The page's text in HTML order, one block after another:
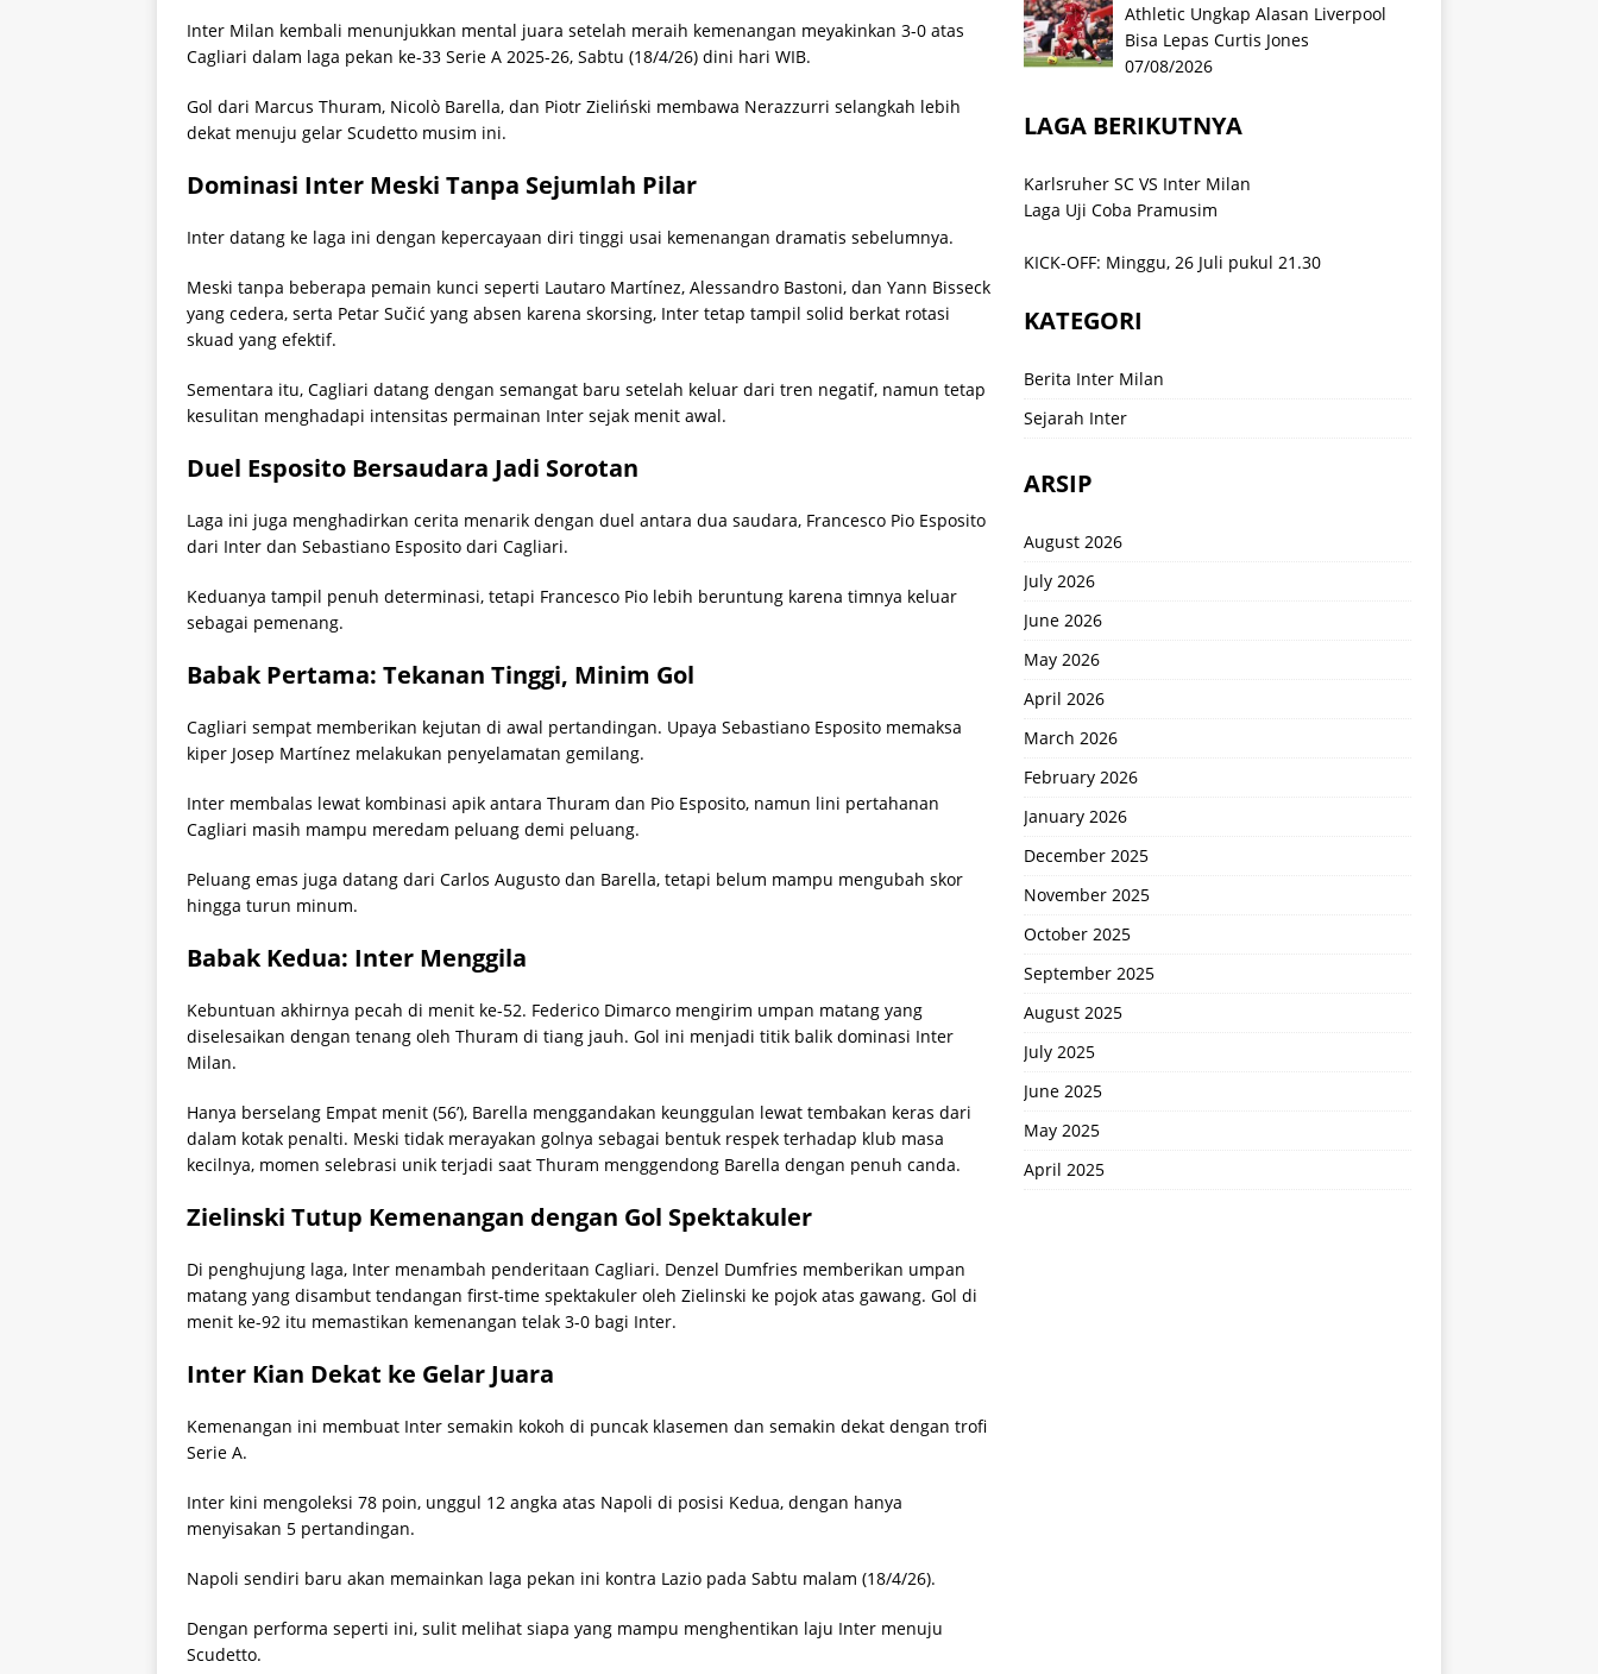
Inter Milan kembali menunjukkan mental juara setelah meraih kemenangan meyakinkan 3-0 atas
Cagliari dalam laga pekan ke-33 Serie A 2025-26, Sabtu (18/4/26) dini hari WIB.
Gol dari Marcus Thuram, Nicolò Barella, dan Piotr Zieliński membawa Nerazzurri selangkah lebih
dekat menuju gelar Scudetto musim ini.
Dominasi Inter Meski Tanpa Sejumlah Pilar
Inter datang ke laga ini dengan kepercayaan diri tinggi usai kemenangan dramatis sebelumnya.
Meski tanpa beberapa pemain kunci seperti Lautaro Martínez, Alessandro Bastoni, dan Yann Bisseck
yang cedera, serta Petar Sučić yang absen karena skorsing, Inter tetap tampil solid berkat rotasi
skuad yang efektif.
Sementara itu, Cagliari datang dengan semangat baru setelah keluar dari tren negatif, namun tetap
kesulitan menghadapi intensitas permainan Inter sejak menit awal.
Duel Esposito Bersaudara Jadi Sorotan
Laga ini juga menghadirkan cerita menarik dengan duel antara dua saudara, Francesco Pio Esposito
dari Inter dan Sebastiano Esposito dari Cagliari.
Keduanya tampil penuh determinasi, tetapi Francesco Pio lebih beruntung karena timnya keluar
sebagai pemenang.
Babak Pertama: Tekanan Tinggi, Minim Gol
Cagliari sempat memberikan kejutan di awal pertandingan. Upaya Sebastiano Esposito memaksa
kiper Josep Martínez melakukan penyelamatan gemilang.
Inter membalas lewat kombinasi apik antara Thuram dan Pio Esposito, namun lini pertahanan
Cagliari masih mampu meredam peluang demi peluang.
Peluang emas juga datang dari Carlos Augusto dan Barella, tetapi belum mampu mengubah skor
hingga turun minum.
Babak Kedua: Inter Menggila
Kebuntuan akhirnya pecah di menit ke-52. Federico Dimarco mengirim umpan matang yang
diselesaikan dengan tenang oleh Thuram di tiang jauh. Gol ini menjadi titik balik dominasi Inter
Milan.
Hanya berselang Empat menit (56’), Barella menggandakan keunggulan lewat tembakan keras dari
dalam kotak penalti. Meski tidak merayakan golnya sebagai bentuk respek terhadap klub masa
kecilnya, momen selebrasi unik terjadi saat Thuram menggendong Barella dengan penuh canda.
Zielinski Tutup Kemenangan dengan Gol Spektakuler
Di penghujung laga, Inter menambah penderitaan Cagliari. Denzel Dumfries memberikan umpan
matang yang disambut tendangan first-time spektakuler oleh Zielinski ke pojok atas gawang. Gol di
menit ke-92 itu memastikan kemenangan telak 3-0 bagi Inter.
Inter Kian Dekat ke Gelar Juara
Kemenangan ini membuat Inter semakin kokoh di puncak klasemen dan semakin dekat dengan trofi
Serie A.
Inter kini mengoleksi 78 poin, unggul 12 angka atas Napoli di posisi Kedua, dengan hanya
menyisakan 5 pertandingan.
Napoli sendiri baru akan memainkan laga pekan ini kontra Lazio pada Sabtu malam (18/4/26).
Dengan performa seperti ini, sulit melihat siapa yang mampu menghentikan laju Inter menuju
Scudetto.
Athletic Ungkap Alasan Liverpool
Bisa Lepas Curtis Jones
07/08/2026
LAGA BERIKUTNYA
Karlsruher SC VS Inter Milan
Laga Uji Coba Pramusim
KICK-OFF: Minggu, 26 Juli pukul 21.30
KATEGORI
Berita Inter Milan
Sejarah Inter
ARSIP
August 2026
July 2026
June 2026
May 2026
April 2026
March 2026
February 2026
January 2026
December 2025
November 2025
October 2025
September 2025
August 2025
July 2025
June 2025
May 2025
April 2025